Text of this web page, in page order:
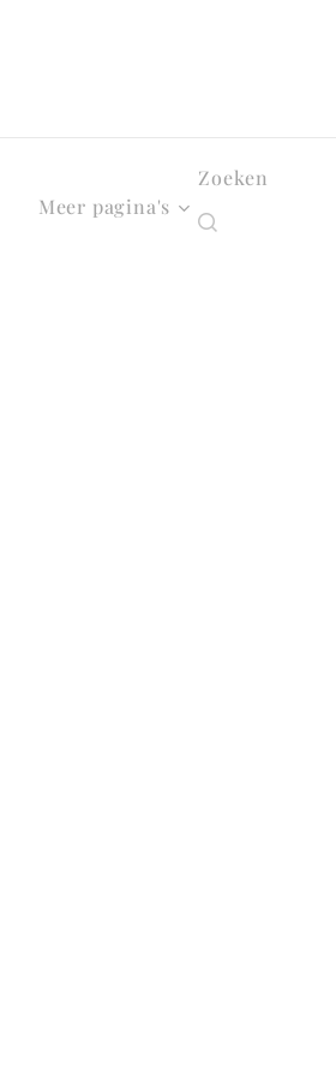
Meer pagina's
Zoeken